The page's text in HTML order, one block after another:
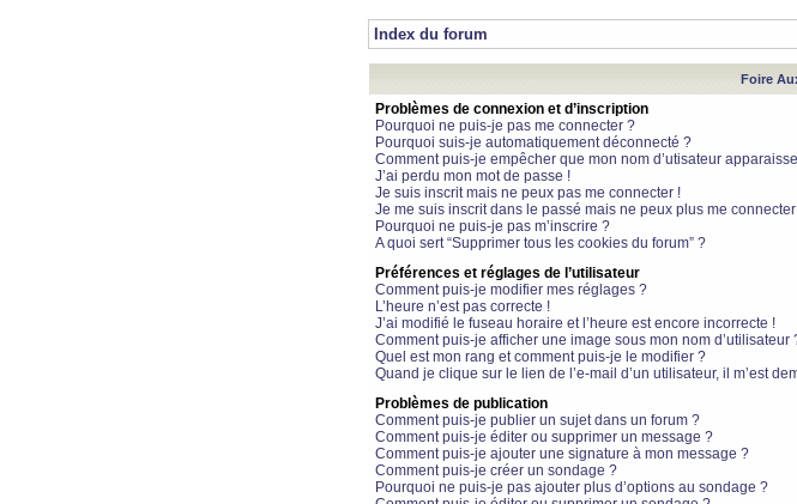
Index du forum
Foire
Problèmes de connexion et d’inscription
Pourquoi ne puis-je pas me connecter ?
Pourquoi suis-je automatiquement déconnecté ?
Comment puis-je empêcher que mon nom d’utisateur
J’ai perdu mon mot de passe !
Je suis inscrit mais ne peux pas me connecter !
Je me suis inscrit dans le passé mais ne peux plus me
Pourquoi ne puis-je pas m’inscrire ?
A quoi sert “Supprimer tous les cookies du forum” ?
Préférences et réglages de l’utilisateur
Comment puis-je modifier mes réglages ?
L’heure n’est pas correcte !
J’ai modifié le fuseau horaire et l’heure est encore incorrecte !
Comment puis-je afficher une image sous mon nom d’utilisateur
Quel est mon rang et comment puis-je le modifier ?
Quand je clique sur le lien de l’e-mail d’un utilisateur, il m’est
Problèmes de publication
Comment puis-je publier un sujet dans un forum ?
Comment puis-je éditer ou supprimer un message ?
Comment puis-je ajouter une signature à mon message ?
Comment puis-je créer un sondage ?
Pourquoi ne puis-je pas ajouter plus d’options au sondage ?